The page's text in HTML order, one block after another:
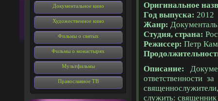
Документальное кино
Художественное кино
Фильмы о святых
Фильмы о монастырях
Мультфильмы
Православное ТВ
Оригинальное
Год выпуска: 2012
Жанр:
Студия, страна:
Режиссер: Петр
Описание:
ответственности
служить: